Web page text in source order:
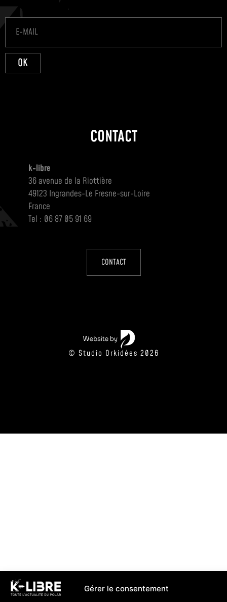
Gérer le consentement
OK
CONTACT
k-libre
36 avenue de la Riottière
49123 Ingrandes-Le Fresne-sur-Loire
France
Tel : 06 87 05 91 69
CONTACT
© Studio Orkidées 2026